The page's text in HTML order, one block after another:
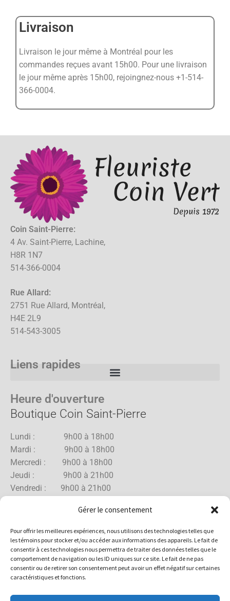
Gérer le consentement
Pour offrir les meilleures expériences, nous utilisons des technologies telles que
les témoins pour stocker et/ou accéder aux informations des appareils. Le fait de
consentir à ces technologies nous permettra de traiter des données telles que le
comportement de navigation ou les ID uniques sur ce site. Le fait de ne pas
consentir ou de retirer son consentement peut avoir un effet négatif sur certaines
caractéristiques et fonctions.
Livraison
Livraison le jour même à Montréal pour les
commandes reçues avant 15h00. Pour une livraison
le jour même après 15h00, rejoingnez-nous +1-514-
366-0004.
Coin Saint-Pierre:
4 Av. Saint-Pierre, Lachine,
H8R 1N7
514-366-0004
Rue Allard:
2751 Rue Allard, Montréal,
H4E 2L9
514-543-3005
Liens rapides
Heure d'ouverture
Boutique Coin Saint-Pierre
Lundi : 9h00 à 18h00
Mardi : 9h00 à 18h00
Mercredi : 9h00 à 18h00
Jeudi : 9h00 à 21h00
Vendredi : 9h00 à 21h00
Dimanche : 10h00 à 17h00
Boutique Rue Allard
Mardi : 10h00 à 18h00